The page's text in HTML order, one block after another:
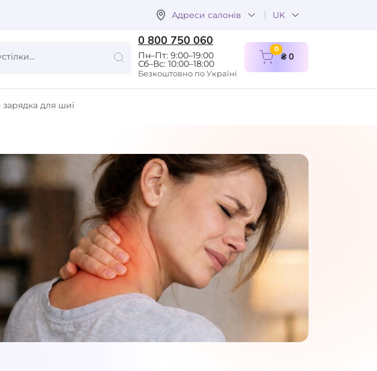
Адреси салонів UK
0 800 750 060
Пн–Пт: 9:00–19:00
Сб–Вс: 10:00–18:00
Безкоштовно по Україні
0items in cart
₴ 0
для шиї